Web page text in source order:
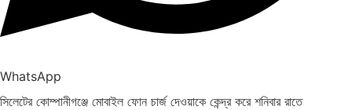
WhatsApp
সিলেটের কোম্পানীগঞ্জে মোবাইল ফোন চার্জ দেওয়াকে কেন্দ্র করে শনিবার রাতে